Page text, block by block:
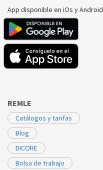
App disponible en iOs y Android
REMLE
Catálogos y tarifas
Blog
DICORE
Bolsa de trabajo